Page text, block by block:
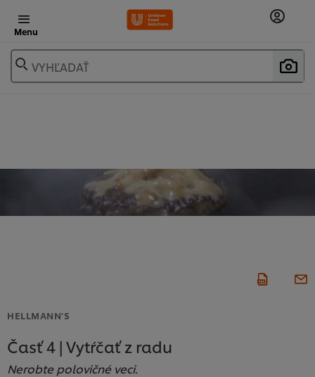
Menu
VYHĽADAŤ
HELLMANN'S
Časť 4 | Vytŕčať z radu
Nerobte polovičné veci.